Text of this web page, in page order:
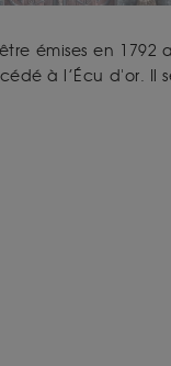
émises en
à l’Écu d'or. Il